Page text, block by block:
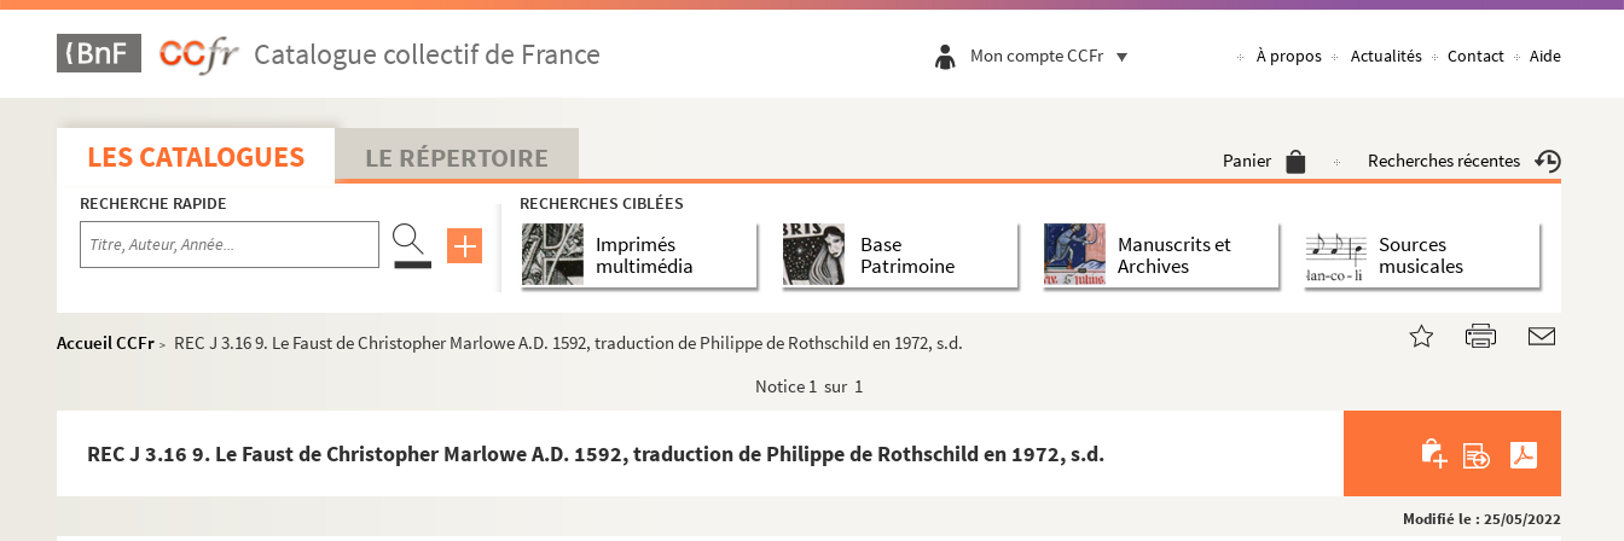
Catalogue collectif de France Mon compte CCFr À propos Actualités Contact Aide
LES CATALOGUES LE RÉPERTOIRE Panier Recherches récentes
RECHERCHE RAPIDE RECHERCHES CIBLÉES
Imprimés
multimédia
Base
Patrimoine
Manuscrits et
Archives
Sources
musicales
Accueil CCFr >
REC J 3.16 9. Le Faust de Christopher Marlowe A.D. 1592, traduction de Philippe de Rothschild en 1972, s.d.
Notice 1 sur 1
REC J 3.16 9. Le Faust de Christopher Marlowe A.D. 1592, traduction de Philippe de Rothschild en 1972, s.d.
Modifié le : 25/05/2022
REC J 2.1-2. Créations pour la télévision.
REC J 3.1-39. Créations pour la scène.
REC J 3.1 1-2. Les Pantins respectueux
REC J 3.2 1-7. Quatre cadavres et un week-end
REC J 3.3 1-67. La petite clef d’or
REC J 3.4 1-2. Le voyage forcé
REC J 3.5 1-3. Le mort sur le banc
REC J 3.8 1-3. Le petit bateau de papier
REC J 3.11 1-27. La reine des neiges